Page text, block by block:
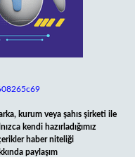
kurum veya şahıs şirketi ile
kendi hazırladığımız
haber niteliği
paylaşım